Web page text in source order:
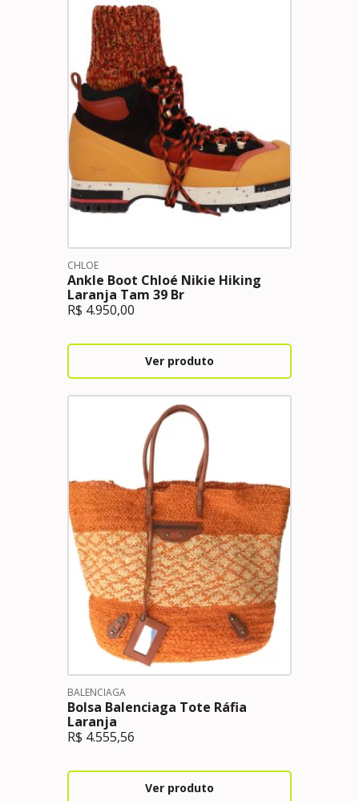
CHLOE
Ankle Boot Chloé Nikie Hiking
Laranja Tam 39 Br
R$ 4.950,00
Ver produto
BALENCIAGA
Bolsa Balenciaga Tote Ráfia
Laranja
R$ 4.555,56
Ver produto